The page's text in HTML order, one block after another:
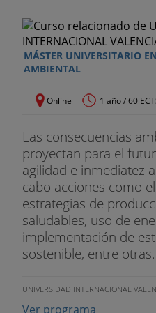
MÁSTER UNIVERSITARIO
AMBIENTAL
Online 1 año / 60
Las consecuencias
proyectan para el
agilidad e inmediatez
cabo acciones como
estrategias de
saludables, uso de
implementación de
sostenible, entre
UNIVERSIDAD INTERNACIONAL
Ver programa